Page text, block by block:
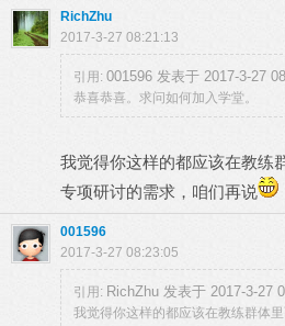
RichZhu
2017-3-27 08:21:13
引用: 001596 发表于 2017-3-27
恭喜恭喜。求问如何加入学堂。
我觉得你这样的都应该在教练
专项研讨的需求，咱们再说
001596
2017-3-27 08:23:05
引用: RichZhu 发表于 2017-3-27
我觉得你这样的都应该在教练群体